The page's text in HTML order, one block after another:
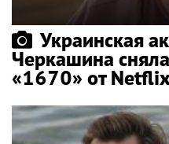
Украинская
Черкашина
«1670» от